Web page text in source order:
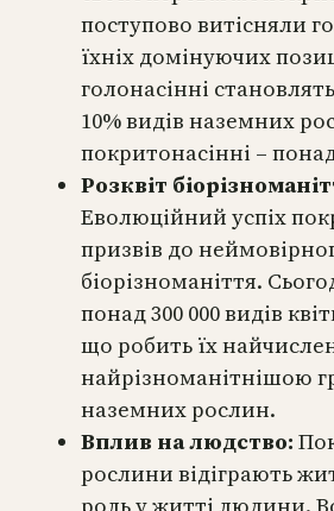
поступово витісняли
їхніх домінуючих
голонасінні
10% видів наземних
покритонасінні –
Розквіт
Еволюційний успіх
призвів до
біорізноманіття.
понад 300 000 видів
що робить їх
найрізноманітнішою
наземних рослин.
Вплив на людство:
рослини відіграють